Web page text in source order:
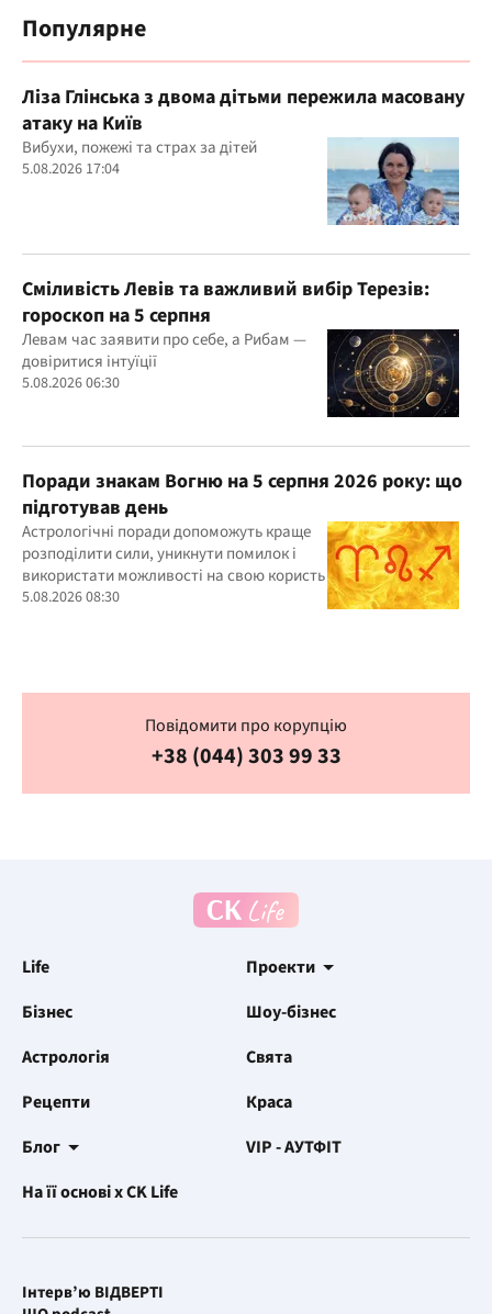
Популярне
Ліза Глінська з двома дітьми пережила масовану
атаку на Київ
Вибухи, пожежі та страх за дітей
5.08.2026 17:04
Сміливість Левів та важливий вибір Терезів:
гороскоп на 5 серпня
Левам час заявити про себе, а Рибам —
довіритися інтуїції
5.08.2026 06:30
Поради знакам Вогню на 5 серпня 2026 року: що
підготував день
Астрологічні поради допоможуть краще
розподілити сили, уникнути помилок і
використати можливості на свою користь
5.08.2026 08:30
Повідомити про корупцію
+38 (044) 303 99 33
Life
Проекти
Бізнес
Шоу-бізнес
Астрологія
Свята
Рецепти
Краса
Блог
VIP - АУТФІТ
На її основі x CK Life
Інтерв’ю ВІДВЕРТІ